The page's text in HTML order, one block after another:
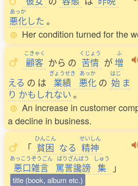
あっか
悪化した。
Her condition turned for the
こきゃく
顧客 から の
くじょう
苦情 が
ふ
増
える の は
ぎょうせき
業績
あっか
悪化 の
はじ
始 ま
り かもしれない。
An increase in customer
a decline in business.
「
ひんこん
貧困 なる
せいしん
精神
あっこうぞうごん
悪口雑言
ばりざんぼう
罵詈讒謗
しゅう
集 」
title (book, album etc.)